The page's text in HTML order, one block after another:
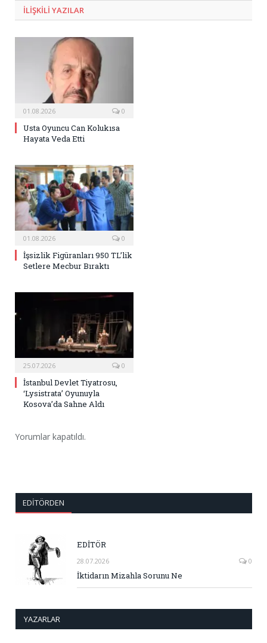
ILIŞKILI YAZILAR
01.08.2026 0
Usta Oyuncu Can Kolukısa
Hayata Veda Etti
01.08.2026 0
İşsizlik Figüranları 950 TL’lik
Setlere Mecbur Bıraktı
25.07.2026 0
İstanbul Devlet Tiyatrosu,
‘Lysistrata’ Oyunuyla
Kosova’da Sahne Aldı
Yorumlar kapatıldı.
EDITÖRDEN
EDİTÖR
28.07.2026 0
İktidarın Mizahla Sorunu Ne
YAZARLAR